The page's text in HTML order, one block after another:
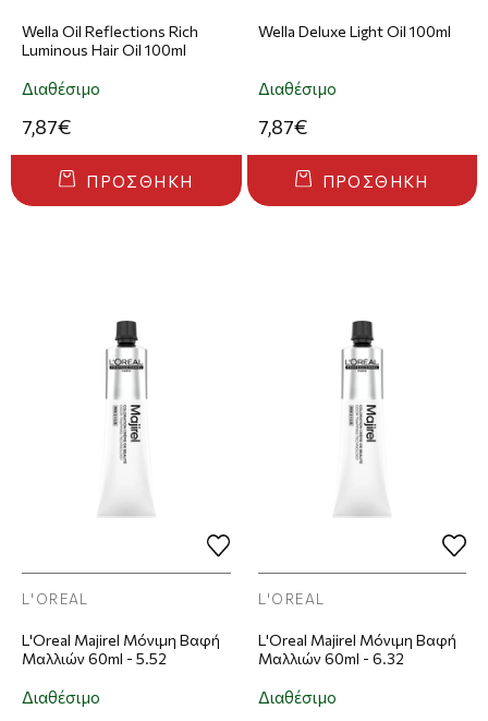
Wella Oil Reflections Rich
Luminous Hair Oil 100ml
Διαθέσιμο
7,87€
ΠΡΟΣΘΉΚΗ
Wella Deluxe Light Oil 100ml
Διαθέσιμο
7,87€
ΠΡΟΣΘΉΚΗ
L'OREAL
L'Oreal Majirel Μόνιμη Βαφή
Μαλλιών 60ml - 5.52
Διαθέσιμο
L'OREAL
L'Oreal Majirel Μόνιμη Βαφή
Μαλλιών 60ml - 6.32
Διαθέσιμο